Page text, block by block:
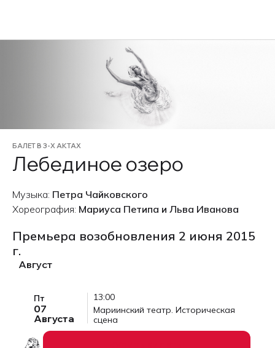
БАЛЕТ В 3-Х АКТАХ
Лебединое озеро
Музыка: Петра Чайковского
Хореография: Мариуса Петипа и Льва Иванова
Премьера возобновления 2 июня 2015
г.
Август
Пт
07
Августа
13:00
Мариинский театр. Историческая
сцена